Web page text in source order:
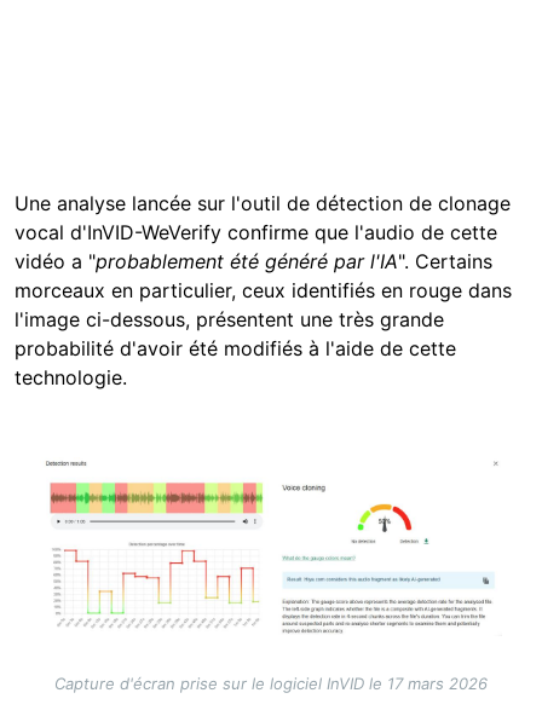
Une analyse lancée sur l'outil de détection de clonage
vocal d'InVID-WeVerify confirme que l'audio de cette
vidéo a "probablement été généré par l'IA". Certains
morceaux en particulier, ceux identifiés en rouge dans
l'image ci-dessous, présentent une très grande
probabilité d'avoir été modifiés à l'aide de cette
technologie.
Image
Capture d'écran prise sur le logiciel InVID le 17 mars 2026